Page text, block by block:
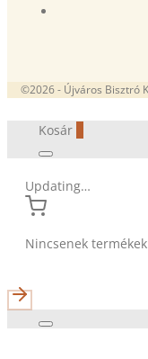
©2026 - Újváros Bisztró
Kosár
Updating…
Nincsenek